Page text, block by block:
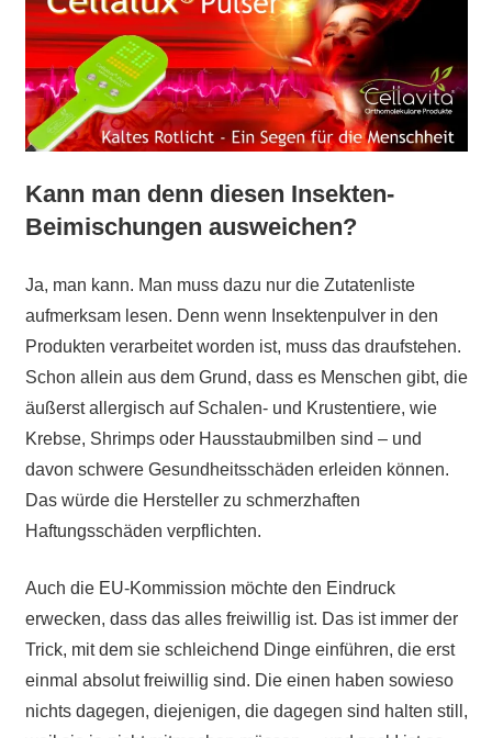
Kann man denn diesen Insekten-
Beimischungen ausweichen?
Ja, man kann. Man muss dazu nur die Zutatenliste
aufmerksam lesen. Denn wenn Insektenpulver in den
Produkten verarbeitet worden ist, muss das draufstehen.
Schon allein aus dem Grund, dass es Menschen gibt, die
äußerst allergisch auf Schalen- und Krustentiere, wie
Krebse, Shrimps oder Hausstaubmilben sind – und
davon schwere Gesundheitsschäden erleiden können.
Das würde die Hersteller zu schmerzhaften
Haftungsschäden verpflichten.
Auch die EU-Kommission möchte den Eindruck
erwecken, dass das alles freiwillig ist. Das ist immer der
Trick, mit dem sie schleichend Dinge einführen, die erst
einmal absolut freiwillig sind. Die einen haben sowieso
nichts dagegen, diejenigen, die dagegen sind halten still,